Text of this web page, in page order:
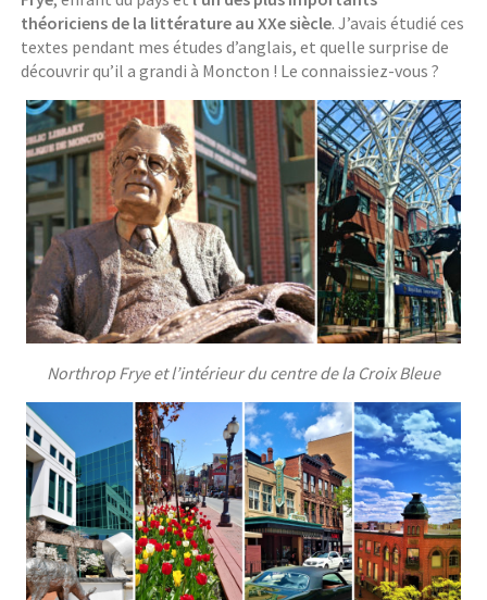
théoriciens de la littérature au XXe siècle. J’avais étudié ces
textes pendant mes études d’anglais, et quelle surprise de
découvrir qu’il a grandi à Moncton ! Le connaissiez-vous ?
Northrop Frye et l’intérieur du centre de la Croix Bleue